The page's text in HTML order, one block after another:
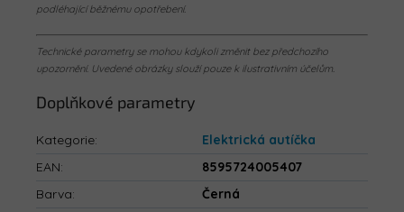
podléhající běžnému opotřebení.
Technické parametry se mohou kdykoli změnit bez předchozího
upozornění. Uvedené obrázky slouží pouze k ilustrativním účelům.
Doplňkové parametry
Kategorie:
Elektrická autíčka
EAN:
8595724005407
Barva:
Černá